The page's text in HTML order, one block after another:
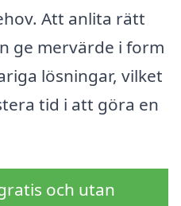
Att anlita rätt
ge mervärde i form
lösningar, vilket
tid i att göra en
och utan